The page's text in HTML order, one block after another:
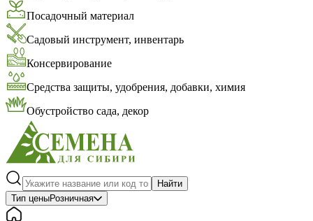
Посадочный материал
Садовый инструмент, инвентарь
Консервирование
Средства защиты, удобрения, добавки, химия
Обустройство сада, декор
Найти
Тип ценыРозничная